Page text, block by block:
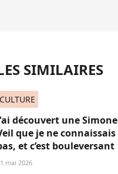
SIMILAIRES
CULTURE
découvert une Simone
que je ne connaissais
et c’est bouleversant
mai 2026